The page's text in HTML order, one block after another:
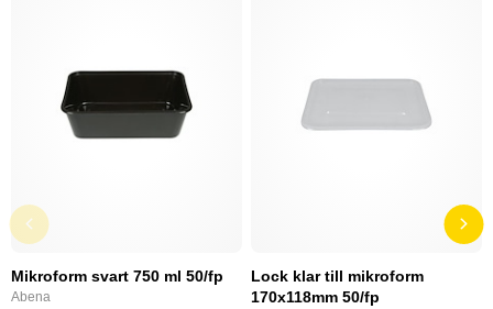
Mikroform svart 750 ml 50/fp
Abena
Lock klar till mikroform
170x118mm 50/fp